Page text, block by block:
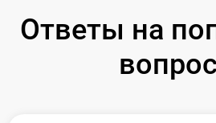
Ответы на